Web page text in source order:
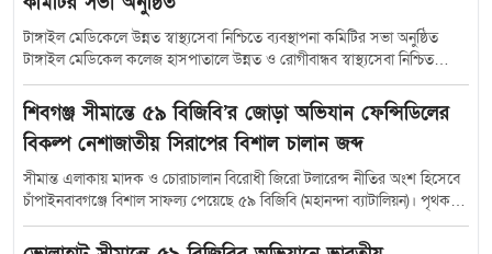
টাঙ্গাইল মেডিকেলে উন্নত স্বাস্থ্যসেবা নিশ্চিতে ব্যবস্থাপনা কমিটির সভা অনুষ্ঠিত
টাঙ্গাইল মেডিকেল কলেজ হাসপাতালে উন্নত ও রোগীবান্ধব স্বাস্থ্যসেবা নিশ্চিত
করতে হাসপাতাল ব্যবস্থাপনা কমিটির সমন্বয় সভা অনুষ্ঠিত হয়েছে। শুক্রবার (১০
জুলাই) সকাল সাড়ে ১০টায় হাসপাতালের কনফারেন্স রুমে আয়োজিত এ সভায়
সভাপতিত্ব করেন টাঙ্গাইল-৫ (সদর) আসনের সংসদ সদস্য মৎস্য ও প্রাণিসম্পদ
প্রতিমন্ত্রী এবং হাসপাতাল ব্যবস্থাপনা কমিটির সভাপতি সুলতান সালাউদ্দিন টুকু।
সভায় উপস্থিত ছিলেন স্বাস্থ্যসেবা বিভাগের যুগ্মসচিব মো.মুস্তাফিজুর রহমান জেলা
প্রশাসক শরীফা হক অতিরিক্ত জেলা প্রশাসক (সার্বিক) সঞ্জয় কুমার মহন্ত অতিরিক্ত
পুলিশ সুপার মো.রবিউল ইসলাম, টাঙ্গাইল গণপূর্ত বিভাগের নির্বাহী প্রকৌশলী শম্ভু
শিবগঞ্জ সীমান্তে ৫৯ বিজিবি’র জোড়া অভিযান ফেন্সিডিলের
বিকল্প নেশাজাতীয় সিরাপের বিশাল চালান জব্দ
সীমান্ত এলাকায় মাদক ও চোরাচালান বিরোধী জিরো টলারেন্স নীতির অংশ হিসেবে
চাঁপাইনবাবগঞ্জে বিশাল সাফল্য পেয়েছে ৫৯ বিজিবি (মহানন্দা ব্যাটালিয়ন)। পৃথক
দুটি বিশেষ অভিযান চালিয়ে বিপুল পরিমাণ ভারতীয় ‘Eskuf’ সিরাপ জব্দ করেছে
বিজিবি টহল দল, যা মূলত ফেন্সিডিলের বিকল্প নেশাজাতীয় দ্রব্য হিসেবে ব্যবহৃত